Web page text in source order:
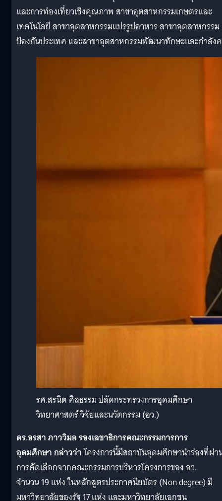
และการท่องเที่ยวเชิงคุณภาพ สาขาอุตสาหกรรมเกษตรและ
เทคโนโลยี สาขาอุตสาหกรรมแปรรูปอาหาร สาขาอุตสาหกรรม
ป้องกันประเทศ และสาขาอุตสาหกรรมพัฒนาทักษะและกำลัง
รศ.สรนิต ศิลธรรม ปลัดกระทรวงการอุดมศึกษา
วิทยาศาสตร์ วิจัยและนวัตกรรม (อว.)
ดร.อรสา ภาววิมล รองเลขาธิการคณะกรรมการการ
อุดมศึกษากล่าวว่าโครงการนี้มีสถาบันอุดมศึกษานำร่องที่ผ่า
การคัดเลือกจากคณะกรรมการบริหารโครงการของ อว.
จำนวน 19 แห่ง ในหลักสูตรประกาศนียบัตร (Non degree) มี
มหาวิทยาลัยของรัฐ 17 แห่ง และมหาวิทยาลัยเอกชน